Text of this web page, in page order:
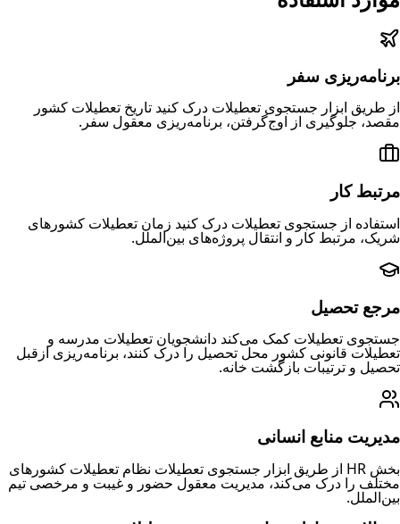
برنامه‌ریزی سفر
از طریق ابزار جستجوی تعطیلات درک کنید تاریخ تعطیلات کشور
مقصد، جلوگیری از اوج‌گرفتن، برنامه‌ریزی معقول سفر.
مرتبط کار
استفاده از جستجوی تعطیلات درک کنید زمان تعطیلات کشورهای
شریک، مرتبط کار و انتقال پروژه‌های بین‌الملل.
مرجع تحصیل
جستجوی تعطیلات کمک می‌کند دانشجویان تعطیلات مدرسه و
تعطیلات قانونی کشور محل تحصیل را درک کنند، برنامه‌ریزی ازقبل
تحصیل و ترتیبات بازگشت خانه.
مدیریت منابع انسانی
بخش HR از طریق ابزار جستجوی تعطیلات نظام تعطیلات کشورهای
مختلف را درک می‌کند، مدیریت معقول حضور و غیبت و مرخصی تیم
بین‌الملل.